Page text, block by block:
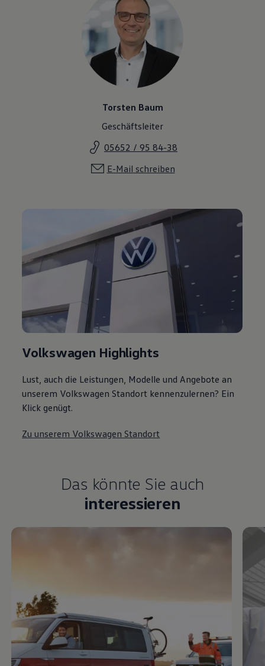
Torsten Baum
Geschäftsleiter
05652 / 95 84-38
E-Mail schreiben
Volkswagen Highlights
Lust, auch die Leistungen, Modelle und Angebote an
unserem Volkswagen Standort kennenzulernen? Ein
Klick genügt.
Zu unserem Volkswagen Standort
Das könnte Sie auch
interessieren